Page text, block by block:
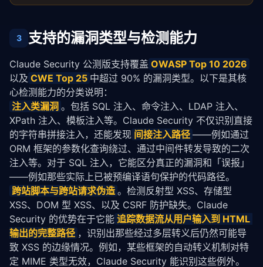
3 支持的漏洞类型与检测能力
Claude Security 公测版支持覆盖 OWASP Top 10 2026
以及 CWE Top 25 中超过 90% 的漏洞类型。以下是其核
心检测能力的分类说明：
注入类漏洞 。包括 SQL 注入、命令注入、LDAP 注入、
XPath 注入、模板注入等。Claude Security 不仅识别直接
的字符串拼接注入，还能发现 间接注入路径 ——例如通过
ORM 框架的参数化查询绕过、通过中间件转发导致的二次
注入等。对于 SQL 注入，它能区分真正的漏洞和「误报」
——例如那些实际上已被预编译语句保护的代码路径。
跨站脚本与跨站请求伪造 。检测反射型 XSS、存储型
XSS、DOM 型 XSS、以及 CSRF 防护缺失。Claude
Security 的优势在于它能 追踪数据流从用户输入到 HTML
输出的完整路径 ，识别出那些经过多层转义后仍然可能导
致 XSS 的边缘情况。例如，某些框架的自动转义机制对特
定 MIME 类型无效，Claude Security 能识别这些例外。